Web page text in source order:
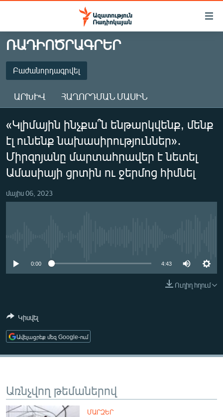
Մատչելիության
Անցնել
հիմնական
բովանդակությանը
Անցնել
մենյուին
Որոնում
ԱԶԱՏՈՒԹՅՈՒՆ TV
ՀԱՅԱՍՏԱՆ
ԸՆՏՐՈՒԹՅՈՒՆՆԵՐ 2026
ԻՐԱՎՈՒՆՔ
ՀԱՍԱՐԱԿՈՒԹՅՈՒՆ
ՏՆՏԵՍՈՒԹՅՈՒՆ
ՂԱՐԱԲԱՂ
ՊԱՏԵՐԱԶՄԻ 6 ՇԱԲԱԹՆԵՐԸ
ՍՊՈՐՏ
ԿՈՐՈՆԱՎԻՐՈՒՍ
ԱՐԽԻՎ
ՏԵՍԱՆՅՈՒԹԵՐ
ՁԳՏԵԼՈՎ ԼԱՎԱԳՈՒՅՆԻՆ
ՓՈԴՔԱՍԹ
ՌԱԴԻՈԾՐԱԳՐԵՐ
Բաժանորդագրվել
Բաժանորդագրվել
ԱՐԽԻՎ ՀԱՂՈՐԴՄԱՆ ՄԱՍԻՆ
«Կլիմային ինչքա՞ն ենթարկվենք, մենք
էլ ունենք նախասիրություններ»․
Միրզոյանը մարտահրավեր է նետել
Ամասիայի ցրտին ու ջերմոց հիմնել
մայիս 06, 2023
0:00 4:43
Ուղիղ հղում
Կիսվել
Ավելացրեք մեզ Google-ում
Առնչվող թեմաներով
ՄԱՐԶԵՐ